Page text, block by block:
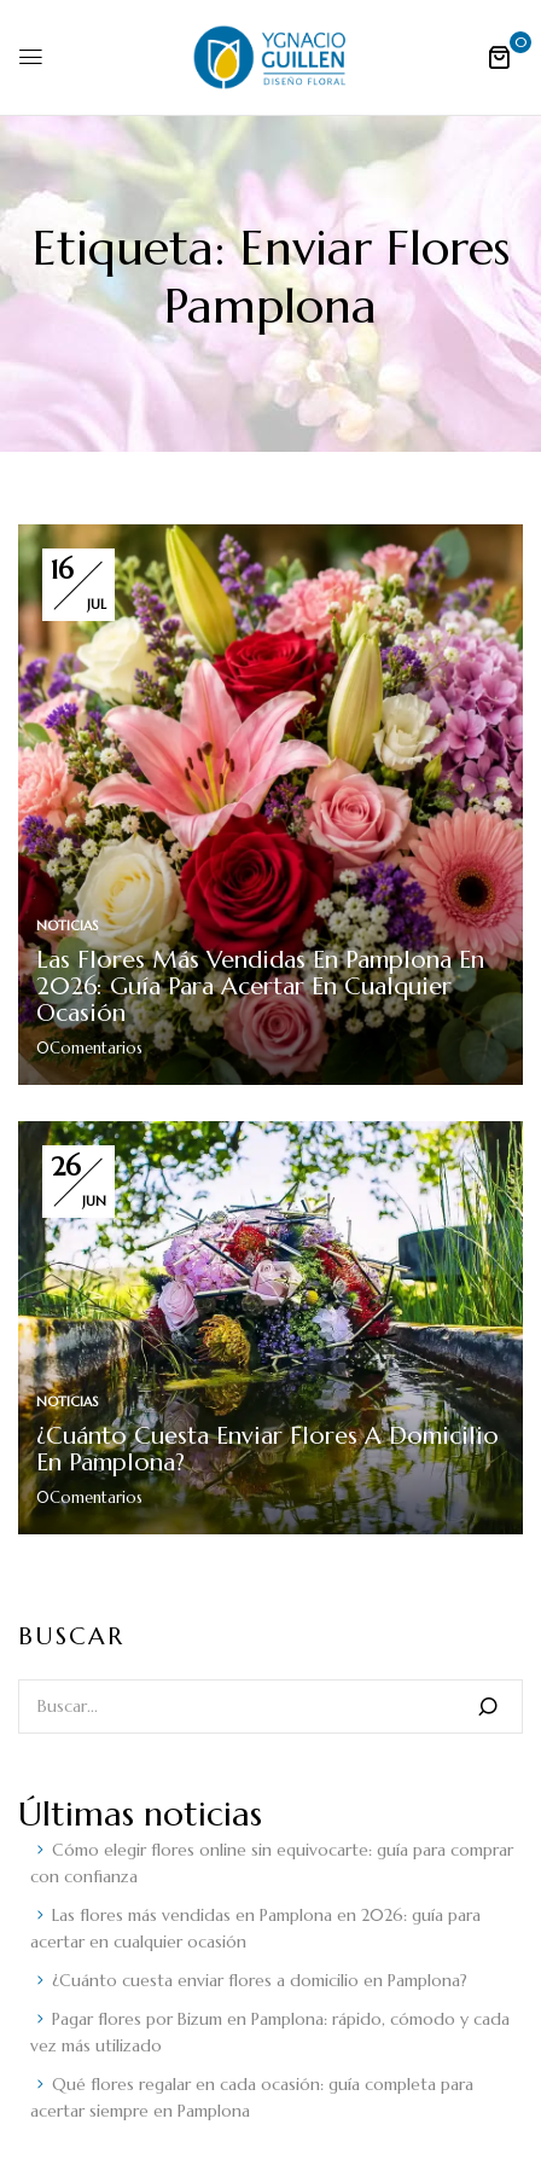
0
Etiqueta:Enviar Flores
Pamplona
16
JUL
NOTICIAS
Las Flores Más Vendidas En Pamplona En
2026: Guía Para Acertar En Cualquier
Ocasión
0Comentarios
26
JUN
NOTICIAS
¿Cuánto Cuesta Enviar Flores A Domicilio
En Pamplona?
0Comentarios
BUSCAR
Últimas noticias
Cómo elegir flores online sin equivocarte: guía para comprar
con confianza
Las flores más vendidas en Pamplona en 2026: guía para
acertar en cualquier ocasión
¿Cuánto cuesta enviar flores a domicilio en Pamplona?
Pagar flores por Bizum en Pamplona: rápido, cómodo y cada
vez más utilizado
Qué flores regalar en cada ocasión: guía completa para
acertar siempre en Pamplona